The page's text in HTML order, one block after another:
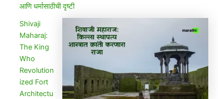
आणि धर्मासाठीची दृष्टी
Shivaji
Maharaj:
The King
Who
Revolution
ized Fort
Architectu